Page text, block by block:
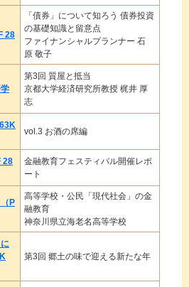
28
「債券」について知ろう 債券投資
の基礎知識と留意点
ファイナンシャルプランナー 石
原 敬子
第3回 質屋と抵当
京都大学経済研究所教授 梶井 厚
志
vol.3 お酒の席編
28
金融教育フェスティバル開催レポ
ート
P
高等学校・公民「現代社会」の金
融教育
神奈川県立海老名高等学校
第3回 郷土の味で迎える新たな年